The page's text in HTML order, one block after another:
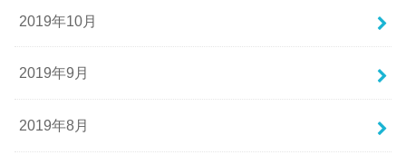
2019年10月
2019年9月
2019年8月